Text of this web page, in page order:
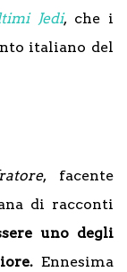
Jedi, che i
italiano del
, facente
di racconti
uno degli
Ennesima